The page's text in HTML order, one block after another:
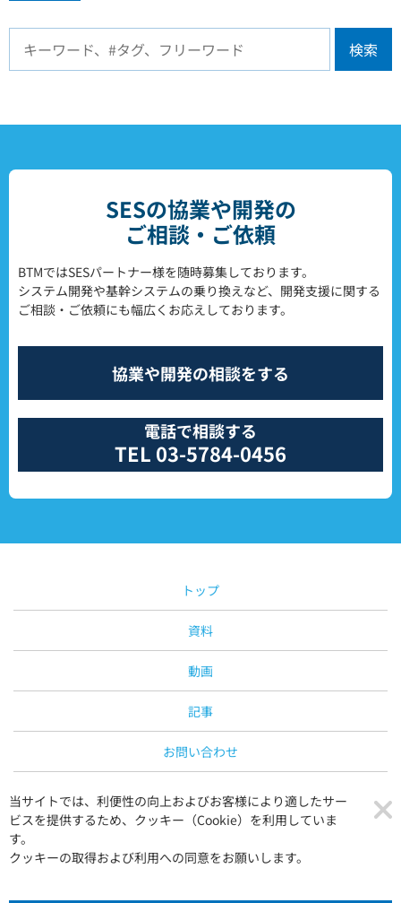
検索
SESの協業や開発の
ご相談・ご依頼
BTMではSESパートナー様を随時募集しております。
システム開発や基幹システムの乗り換えなど、開発支援に関する
ご相談・ご依頼にも幅広くお応えしております。
協業や開発の相談をする
電話で相談する
TEL 03-5784-0456
トップ
資料
動画
記事
お問い合わせ
運営会社
プライバシーポリシー
当サイトでは、利便性の向上およびお客様により適したサー
ビスを提供するため、クッキー（Cookie）を利用していま
す。
クッキーの取得および利用への同意をお願いします。